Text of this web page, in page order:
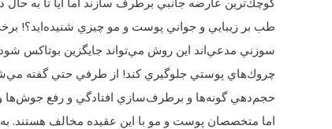
طب بر زيبايي و جواني پوست و مو چيزي شنيده‌ايد؟!
سوزني مدعي‌اند اين روش مي‌تواند جايگزين بوتاكس شود
چروك‌هاي پوستي جلوگيري كند! از طرفي حتي گفته
حجم‌دهي گونه‌ها و برطرف‌سازي افتادگي و رفع
اما متخصصان پوست و مو با اين عقيده مخالف هستند. به